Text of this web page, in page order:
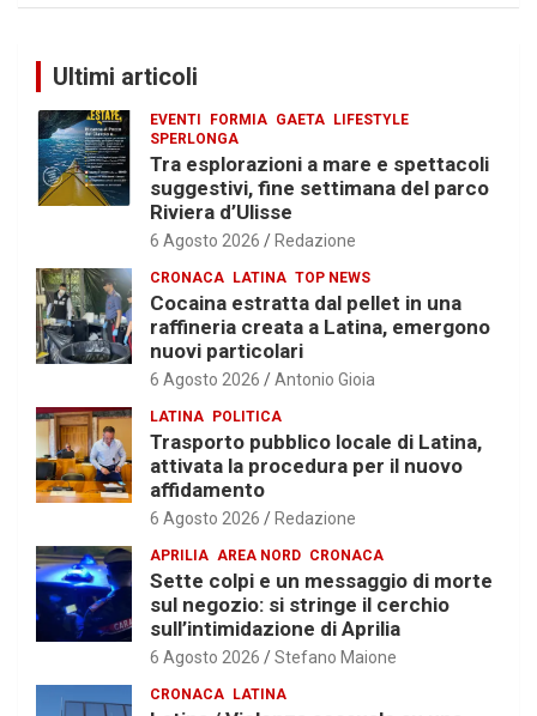
Ultimi articoli
EVENTI FORMIA GAETA LIFESTYLE
SPERLONGA
Tra esplorazioni a mare e spettacoli
suggestivi, fine settimana del parco
Riviera d’Ulisse
6 Agosto 2026 Redazione
CRONACA LATINA TOP NEWS
Cocaina estratta dal pellet in una
raffineria creata a Latina, emergono
nuovi particolari
6 Agosto 2026 Antonio Gioia
LATINA POLITICA
Trasporto pubblico locale di Latina,
attivata la procedura per il nuovo
affidamento
6 Agosto 2026 Redazione
APRILIA AREA NORD CRONACA
Sette colpi e un messaggio di morte
sul negozio: si stringe il cerchio
sull’intimidazione di Aprilia
6 Agosto 2026 Stefano Maione
CRONACA LATINA